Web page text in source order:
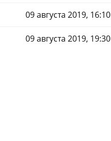
09 августа 2019, 16:10
09 августа 2019, 19:30